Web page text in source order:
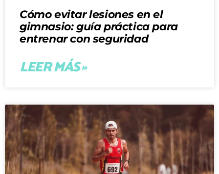
Cómo evitar lesiones en el
gimnasio: guía práctica para
entrenar con seguridad
LEER MÁS »